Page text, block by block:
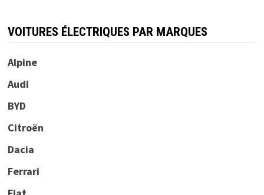
VOITURES ÉLECTRIQUES PAR MARQUES
Alpine
Audi
BYD
Citroën
Dacia
Ferrari